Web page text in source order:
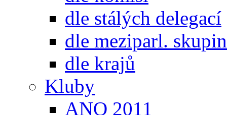
dle stálých delegací
dle meziparl. skupin
dle krajů
Kluby
ANO 2011